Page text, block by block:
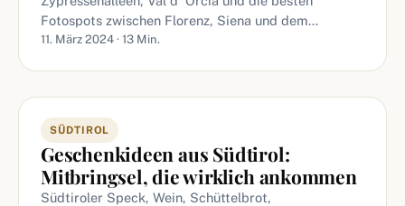
Fotospots zwischen Florenz, Siena und dem…
11. März 2024 · 13 Min.
SÜDTIROL
Geschenkideen aus Südtirol:
Mitbringsel, die wirklich ankommen
Südtiroler Speck, Wein, Schüttelbrot,